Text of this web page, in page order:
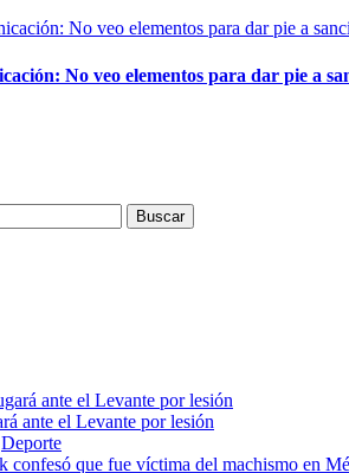
No veo elementos para dar pie a
ante el Levante por lesión
Deporte